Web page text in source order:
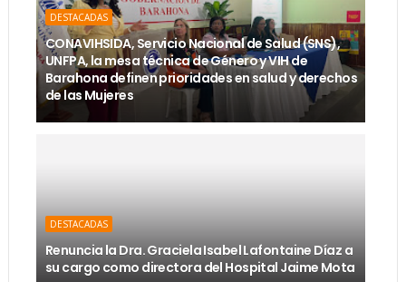
DESTACADAS
CONAVIHSIDA, Servicio Nacional de Salud (SNS),
UNFPA, la mesa técnica de Género y VIH de
Barahona definen prioridades en salud y derechos
de las Mujeres
DESTACADAS
Renuncia la Dra. Graciela Isabel Lafontaine Díaz a
su cargo como directora del Hospital Jaime Mota